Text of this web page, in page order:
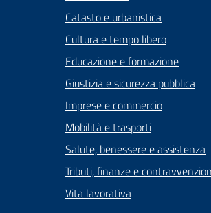
Catasto e urbanistica
Cultura e tempo libero
Educazione e formazione
Giustizia e sicurezza pubblica
Imprese e commercio
Mobilità e trasporti
Salute, benessere e assistenza
Tributi, finanze e
Vita lavorativa